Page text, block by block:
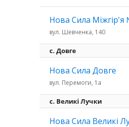
Нова Сила Міжгір'я
вул. Шевченка, 140
с. Довге
Нова Сила Довге
вул. Перемоги, 1а
c. Великі Лучки
Нова Сила Великі